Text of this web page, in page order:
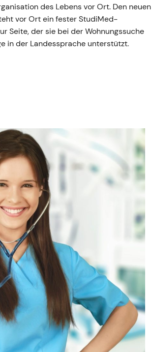
des Lebens vor Ort. Den neuen
vor Ort ein fester StudiMed-
Seite, der sie bei der Wohnungssuche
in der Landessprache unterstützt.